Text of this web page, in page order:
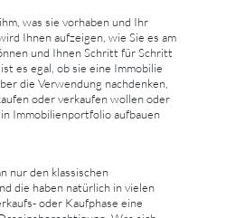
was sie vorhaben und Ihr
Ihnen aufzeigen, wie Sie es am
und Ihnen Schritt für Schritt
es egal, ob sie eine Immobilie
die Verwendung nachdenken,
oder verkaufen wollen oder
Immobilienportfolio aufbauen
nur den klassischen
die haben natürlich in vielen
oder Kaufphase eine